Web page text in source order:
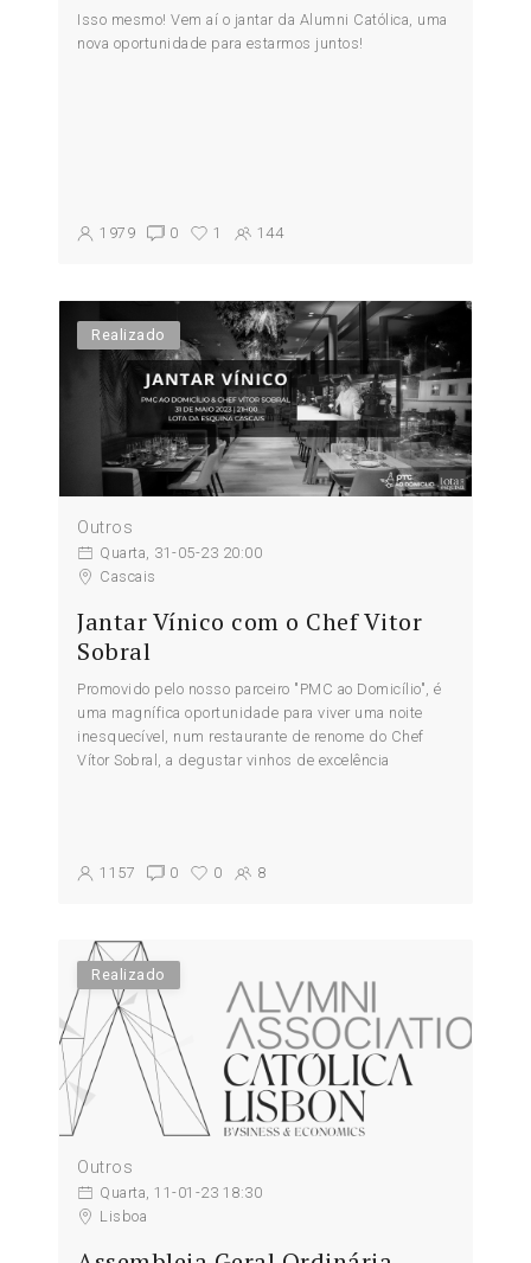
Isso mesmo! Vem aí o jantar da Alumni Católica, uma
nova oportunidade para estarmos juntos!
1979 0 1 144
Realizado
Outros
Quarta, 31-05-23 20:00
Cascais
Jantar Vínico com o Chef Vitor
Sobral
Promovido pelo nosso parceiro "PMC ao Domicílio", é
uma magnífica oportunidade para viver uma noite
inesquecível, num restaurante de renome do Chef
Vítor Sobral, a degustar vinhos de excelência
1157 0 0 8
Realizado
Outros
Quarta, 11-01-23 18:30
Lisboa